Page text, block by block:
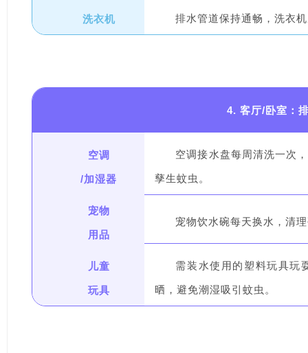
洗衣机 排水管道保持通畅，洗衣
4. 客厅/卧室：
空调
/加湿器
空调接水盘每周清洗一次
孳生蚊虫。
宠物
用品
宠物饮水碗每天换水，清
儿童
玩具
需装水使用的塑料玩具玩
晒，避免潮湿吸引蚊虫。